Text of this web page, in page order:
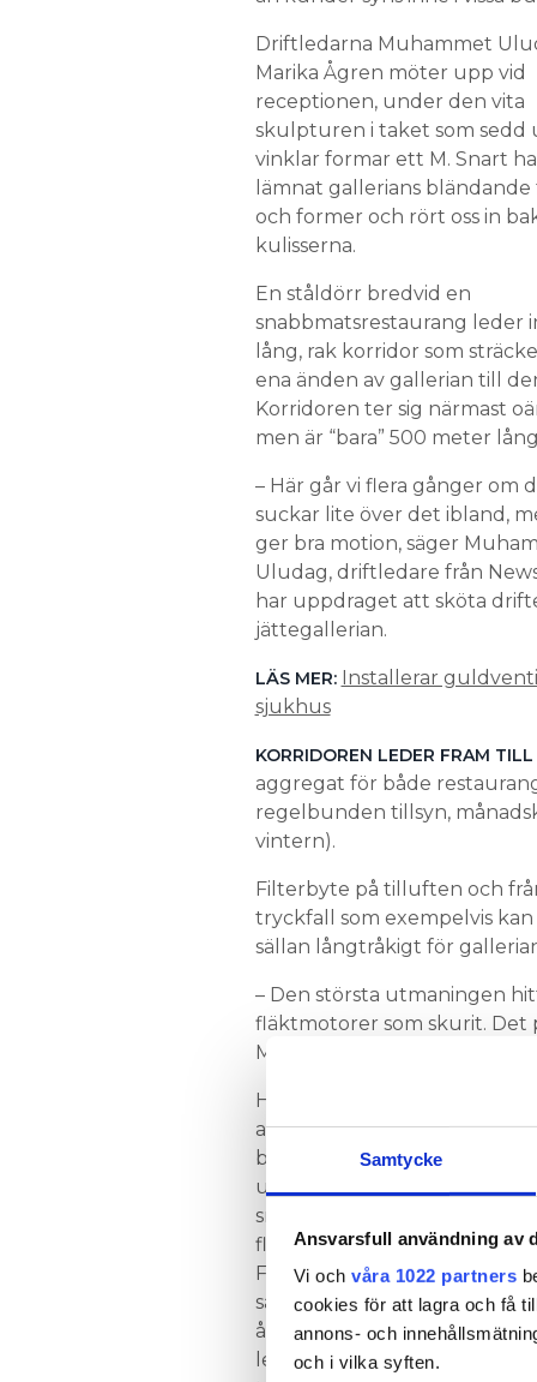
Samtycke
Ansvarsfull användning av
Vi och våra 1022 partners
cookies för att lagra och få
annons- och
och i vilka syften.
Driftledarna Muhammet
Marika Ågren möter upp vid
receptionen, under den vita
skulpturen i taket som sedd
vinklar formar ett M. Snart
lämnat gallerians
och former och rört oss in
kulisserna.
En ståldörr bredvid en
snabbmatsrestaurang leder
lång, rak korridor som
ena änden av gallerian till
Korridoren ter sig närmast
men är “bara” 500 meter
– Här går vi flera gånger om
suckar lite över det ibland,
ger bra motion, säger
Uludag, driftledare från
har upp­draget att sköta
jättegallerian.
LÄS MER: Installerar
sjukhus
KORRIDOREN LEDER FRAM TILL
aggregat för både
regelbunden tillsyn,
vintern).
Filterbyte på tilluften och
tryckfall som exempelvis
sällan långtråkigt för
– Den största utmaningen
fläktmotorer som skurit.
Marika Ågren, vice driftledare
Hon och Muhammet Uludag
att de haft ett digert jobb
byta motorerna. Det gäller
ur och i
snabbt, samtidigt som
flyter på som vanligt.
Frånluftsaggregaten sitter
så där krävs stege eller lift
åtgärder. Varje motor har en
leveranstid på cirka sex